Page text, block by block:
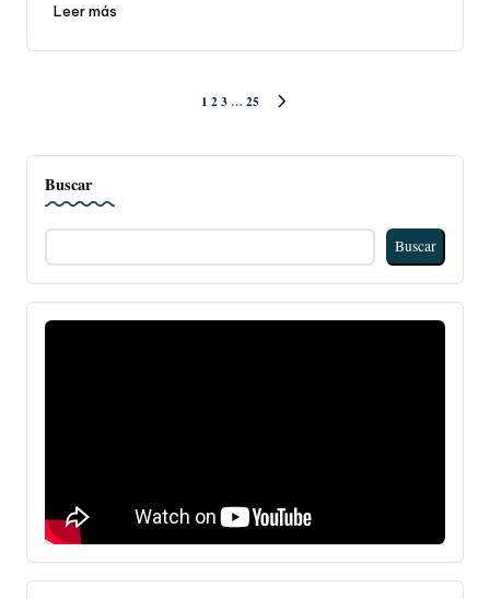
Leer más
Paginación
de
entradas
1 23 … 25
Buscar
Buscar